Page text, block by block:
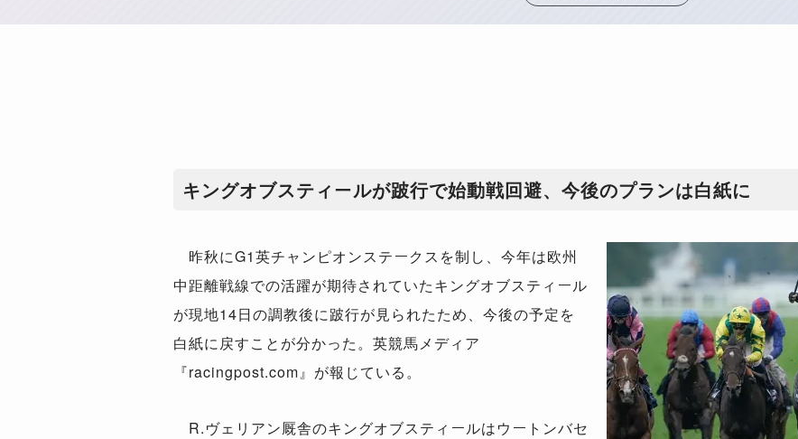
キングオブスティールが跛行で始動戦回避、今後のプランは白紙に
昨秋にG1英チャンピオンステークスを制し、今年は欧州
中距離戦線での活躍が期待されていたキングオブスティール
が現地14日の調教後に跛行が見られたため、今後の予定を
白紙に戻すことが分かった。英競馬メディア
『racingpost.com』が報じている。
R.ヴェリアン厩舎のキングオブスティールはウートンバセ